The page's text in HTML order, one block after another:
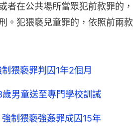
者在公共場所當眾犯前款罪的，
。犯猥褻兒童罪的，依照前兩款
猥褻罪判囚1年2個月
男童送至專門學校訓誡
制猥褻強姦罪成囚15年